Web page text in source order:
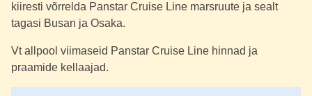
kiiresti võrrelda Panstar Cruise Line marsruute ja sealt
tagasi Busan ja Osaka.
Vt allpool viimaseid Panstar Cruise Line hinnad ja
praamide kellaajad.